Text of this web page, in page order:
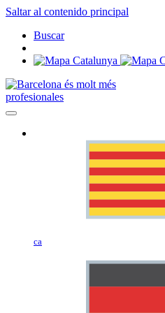
Saltar al contenido principal
Buscar
profesionales
ca